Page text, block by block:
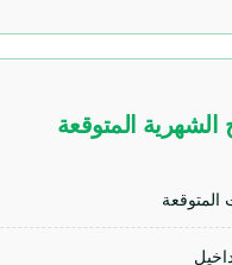
الشهرية المتوقعة
المتوقعة